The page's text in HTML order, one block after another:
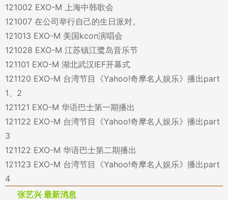
121002 EXO-M 上海中韩歌会
121007 在公司举行自己的生日派对。
121013 EXO-M 美国kcon演唱会
121028 EXO-M 江苏镇江鹭岛音乐节
121101 EXO-M 湖北武汉IEF开幕式
121120 EXO-M 台湾节目《Yahoo!奇摩名人娱乐》播出part
1、2
121121 EXO-M 华语巴士第一期播出
121122 EXO-M 台湾节目《Yahoo!奇摩名人娱乐》播出part
3
121122 EXO-M 华语巴士第二期播出
121123 EXO-M 台湾节目《Yahoo!奇摩名人娱乐》播出part
4
张艺兴 最新消息